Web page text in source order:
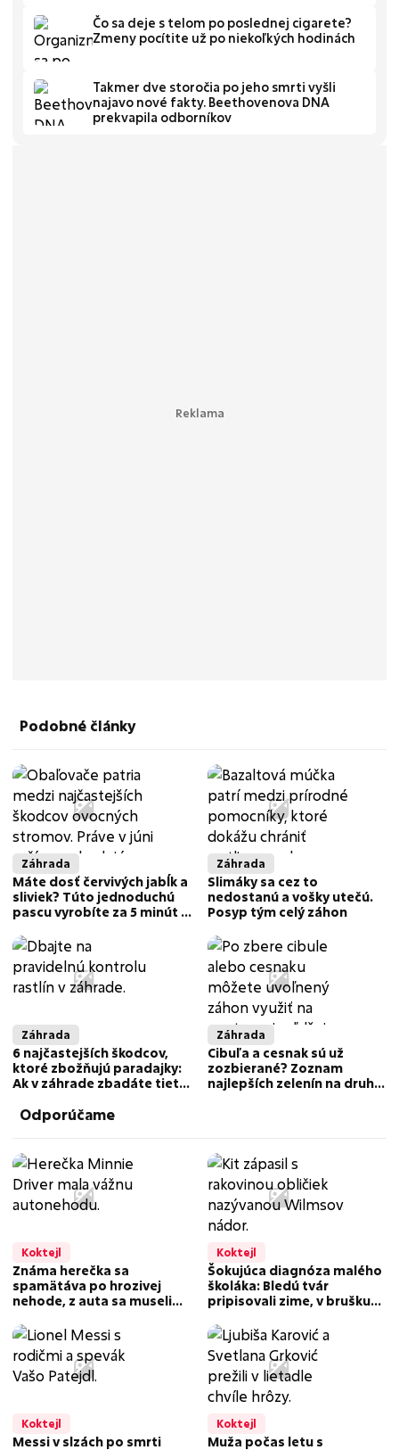
Čo sa deje s telom po poslednej cigarete?
Zmeny pocítite už po niekoľkých hodinách
Takmer dve storočia po jeho smrti vyšli
najavo nové fakty. Beethovenova DNA
prekvapila odborníkov
Podobné články
Záhrada
Máte dosť červivých jabĺk a
sliviek? Túto jednoduchú
pascu vyrobíte za 5 minút a
Záhrada
Slimáky sa cez to
nedostanú a vošky utečú.
Posyp tým celý záhon
Záhrada
6 najčastejších škodcov,
ktoré zbožňujú paradajky:
Ak v záhrade zbadáte tieto
rýchlo
Záhrada
Cibuľa a cesnak sú už
zozbierané? Zoznam
najlepších zelenín na druhú
Odporúčame
Koktejl
Známa herečka sa
spamätáva po hrozivej
nehode, z auta sa museli
Koktejl
Šokujúca diagnóza malého
školáka: Bledú tvár
pripisovali zime, v brušku
nádor!
Koktejl
Messi v slzách po smrti
Koktejl
Muža počas letu s